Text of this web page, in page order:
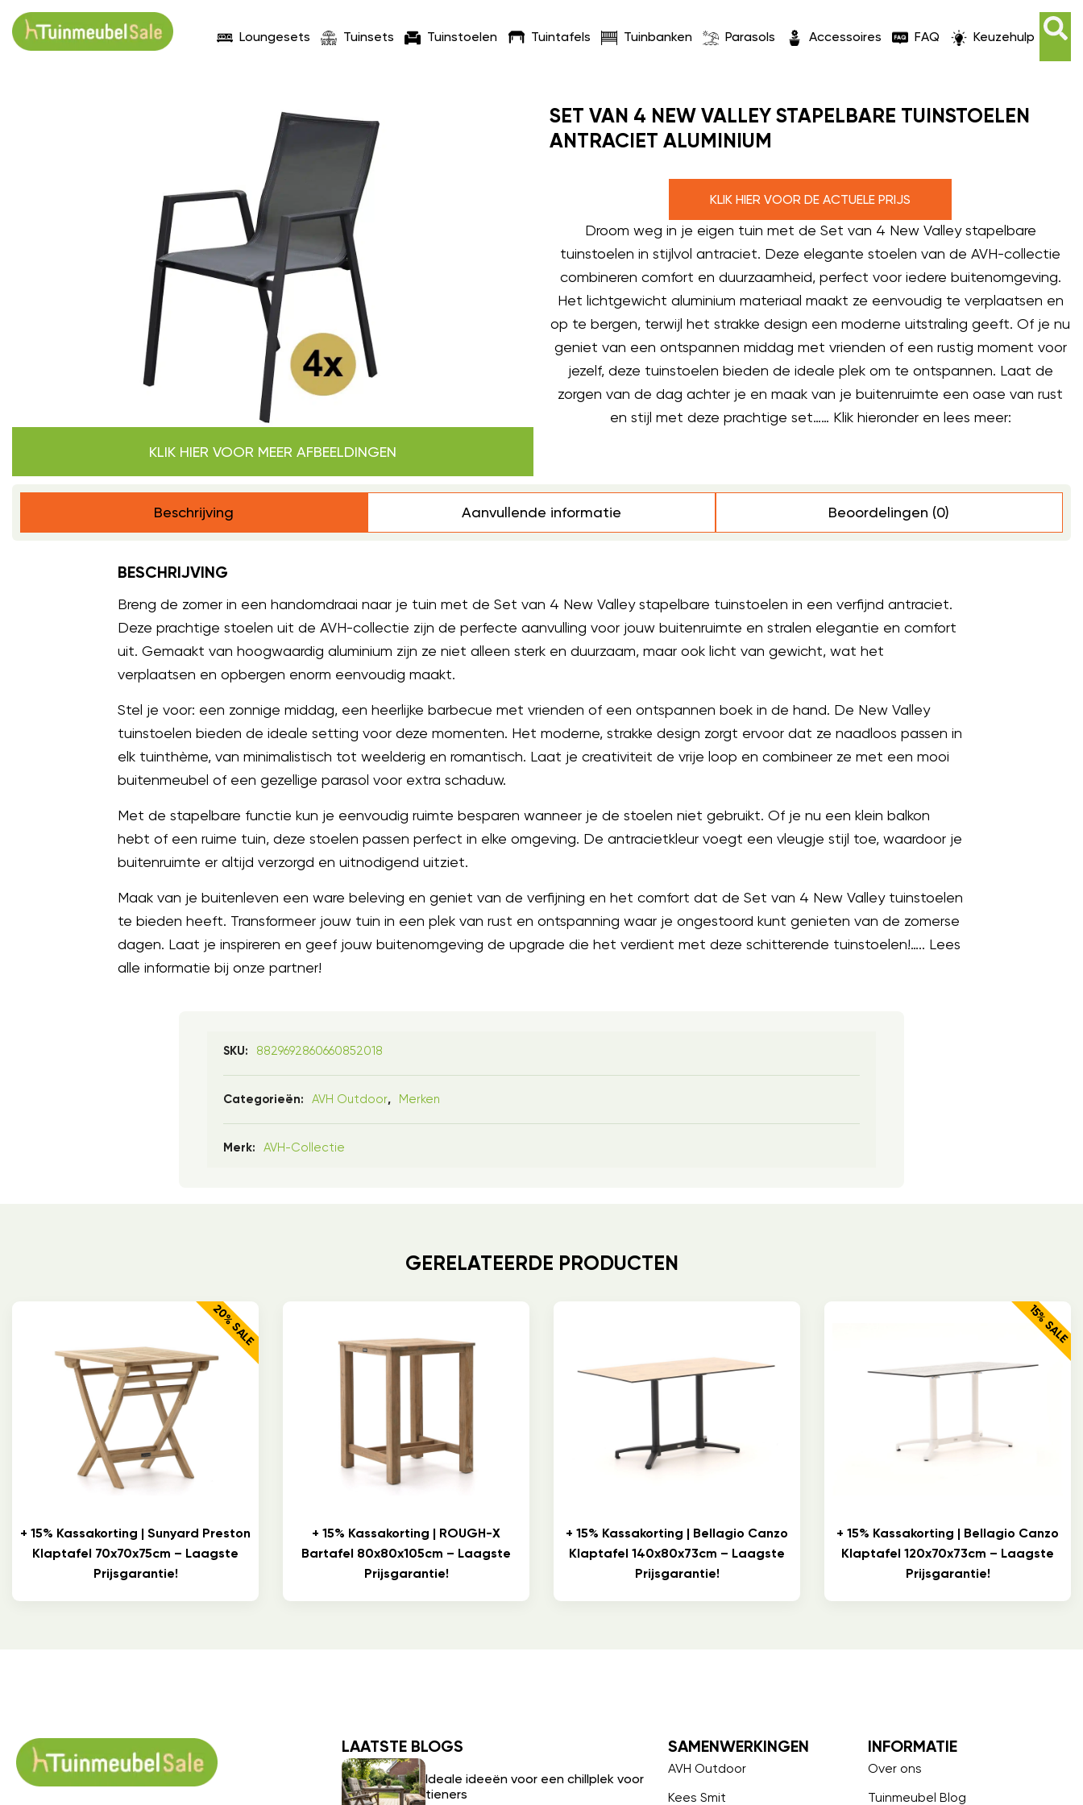
Loungesets Tuinsets Tuinstoelen Tuintafels Tuinbanken Parasols Accessoires FAQ Keuzehulp
KLIK HIER VOOR MEER AFBEELDINGEN
SET VAN 4 NEW VALLEY STAPELBARE TUINSTOELEN
ANTRACIET ALUMINIUM
KLIK HIER VOOR DE ACTUELE PRIJS
Droom weg in je eigen tuin met de Set van 4 New Valley stapelbare
tuinstoelen in stijlvol antraciet. Deze elegante stoelen van de AVH-collectie
combineren comfort en duurzaamheid, perfect voor iedere buitenomgeving.
Het lichtgewicht aluminium materiaal maakt ze eenvoudig te verplaatsen en
op te bergen, terwijl het strakke design een moderne uitstraling geeft. Of je nu
geniet van een ontspannen middag met vrienden of een rustig moment voor
jezelf, deze tuinstoelen bieden de ideale plek om te ontspannen. Laat de
zorgen van de dag achter je en maak van je buitenruimte een oase van rust
en stijl met deze prachtige set…… Klik hieronder en lees meer:
Beschrijving Aanvullende informatie Beoordelingen (0)
BESCHRIJVING
Breng de zomer in een handomdraai naar je tuin met de Set van 4 New Valley stapelbare tuinstoelen in een verfijnd antraciet.
Deze prachtige stoelen uit de AVH-collectie zijn de perfecte aanvulling voor jouw buitenruimte en stralen elegantie en comfort
uit. Gemaakt van hoogwaardig aluminium zijn ze niet alleen sterk en duurzaam, maar ook licht van gewicht, wat het
verplaatsen en opbergen enorm eenvoudig maakt.
Stel je voor: een zonnige middag, een heerlijke barbecue met vrienden of een ontspannen boek in de hand. De New Valley
tuinstoelen bieden de ideale setting voor deze momenten. Het moderne, strakke design zorgt ervoor dat ze naadloos passen in
elk tuinthème, van minimalistisch tot weelderig en romantisch. Laat je creativiteit de vrije loop en combineer ze met een mooi
buitenmeubel of een gezellige parasol voor extra schaduw.
Met de stapelbare functie kun je eenvoudig ruimte besparen wanneer je de stoelen niet gebruikt. Of je nu een klein balkon
hebt of een ruime tuin, deze stoelen passen perfect in elke omgeving. De antracietkleur voegt een vleugje stijl toe, waardoor je
buitenruimte er altijd verzorgd en uitnodigend uitziet.
Maak van je buitenleven een ware beleving en geniet van de verfijning en het comfort dat de Set van 4 New Valley tuinstoelen
te bieden heeft. Transformeer jouw tuin in een plek van rust en ontspanning waar je ongestoord kunt genieten van de zomerse
dagen. Laat je inspireren en geef jouw buitenomgeving de upgrade die het verdient met deze schitterende tuinstoelen!….. Lees
alle informatie bij onze partner!
SKU: 8829692860660852018
Categorieën: AVH Outdoor, Merken
Merk: AVH-Collectie
GERELATEERDE PRODUCTEN
20% SALE
+ 15% Kassakorting | Sunyard Preston
Klaptafel 70x70x75cm – Laagste
Prijsgarantie!
+ 15% Kassakorting | ROUGH-X
Bartafel 80x80x105cm – Laagste
Prijsgarantie!
+ 15% Kassakorting | Bellagio Canzo
Klaptafel 140x80x73cm – Laagste
Prijsgarantie!
15% SALE
+ 15% Kassakorting | Bellagio Canzo
Klaptafel 120x70x73cm – Laagste
Prijsgarantie!
LAATSTE BLOGS
Ideale ideeën voor een chillplek voor
tieners
SAMENWERKINGEN
AVH Outdoor
Kees Smit
INFORMATIE
Over ons
Tuinmeubel Blog